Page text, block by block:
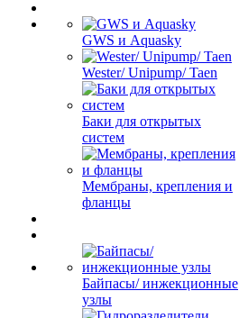
GWS и Aquasky
Wester/ Unipump/ Taen
Баки для открытых
систем
Мембраны, крепления и
фланцы
Байпасы/ инжекционные
узлы